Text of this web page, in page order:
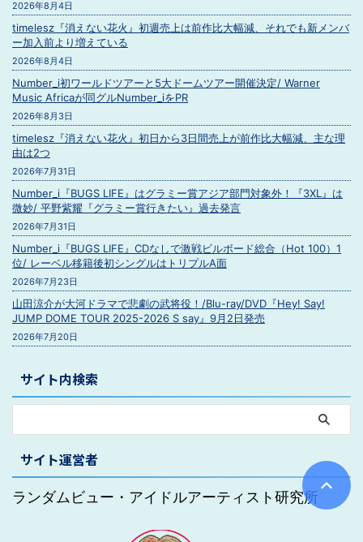
2026年8月4日
timelesz『消えない花火』初週売上は前作比大幅減、それでも新メンバ
ー加入前より増えている
2026年8月4日
Number_i初ワールドツアーと5大ドームツアー開催決定/ Warner
Music Africaが同グルNumber_iをPR
2026年8月3日
timelesz『消えない花火』初日から3日間売上が前作比大幅減、主な理
由は2つ
2026年7月31日
Number_i『BUGS LIFE』はグラミー賞アジア部門対象外！『3XL』は
微妙/ 平野紫耀『グラミー賞行きたい』過去発言
2026年7月31日
Number_i『BUGS LIFE』CDなしで激戦ビルボード総合（Hot 100）1
位/ レーベル移籍後初シングルはトリプルA面
2026年7月23日
山田涼介が大河ドラマで悲劇の武将役！/Blu-ray/DVD『Hey! Say!
JUMP DOME TOUR 2025-2026 S say』9月2日発売
2026年7月20日
サイト内検索
サイト運営者
ランダムビュー・アイドルアーティスト研究所